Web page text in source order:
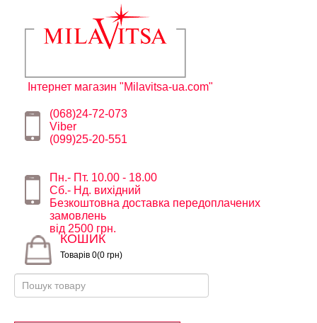
Інтернет магазин "Milavitsa-ua.com"
(068)24-72-073
Viber
(099)25-20-551
Пн.- Пт. 10.00 - 18.00
Сб.- Нд. вихідний
Безкоштовна доставка передоплачених
замовлень
від 2500 грн.
КОШИК
Товарів 0(0 грн)